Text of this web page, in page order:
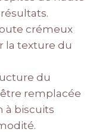
crémeux
la texture du
du
remplacée
à biscuits